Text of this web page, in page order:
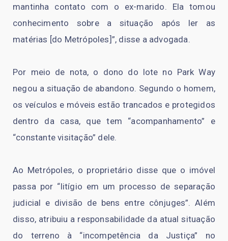
mantinha contato com o ex-marido. Ela tomou
conhecimento sobre a situação após ler as
matérias [do Metrópoles]”, disse a advogada.
Por meio de nota, o dono do lote no Park Way
negou a situação de abandono. Segundo o homem,
os veículos e móveis estão trancados e protegidos
dentro da casa, que tem “acompanhamento” e
“constante visitação” dele.
Ao Metrópoles, o proprietário disse que o imóvel
passa por “litígio em um processo de separação
judicial e divisão de bens entre cônjuges”. Além
disso, atribuiu a responsabilidade da atual situação
do terreno à “incompetência da Justiça” no